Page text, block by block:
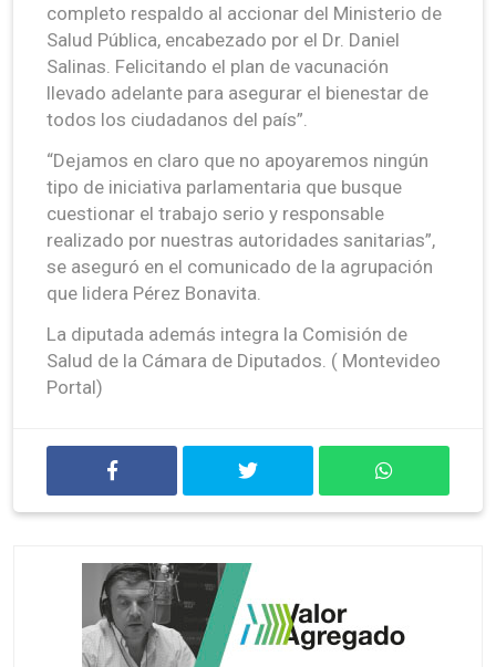
completo respaldo al accionar del Ministerio de
Salud Pública, encabezado por el Dr. Daniel
Salinas. Felicitando el plan de vacunación
llevado adelante para asegurar el bienestar de
todos los ciudadanos del país”.
“Dejamos en claro que no apoyaremos ningún
tipo de iniciativa parlamentaria que busque
cuestionar el trabajo serio y responsable
realizado por nuestras autoridades sanitarias”,
se aseguró en el comunicado de la agrupación
que lidera Pérez Bonavita.
La diputada además integra la Comisión de
Salud de la Cámara de Diputados. ( Montevideo
Portal)